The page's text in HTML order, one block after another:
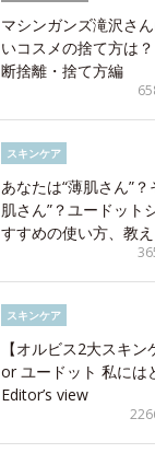
マシンガンズ滝沢さ
いコスメの捨て方は
断捨離・捨て方編
スキンケア
あなたは“薄肌さん”？
肌さん”？ユードット
すすめの使い方、教え
スキンケア
【オルビス2大スキン
or ユードット 私には
Editor’s view